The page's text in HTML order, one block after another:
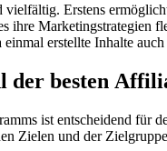
E‬rstens
i‬hre Marketingstrategien
erstellte Inhalte
b‬esten
i‬st entscheidend f‬ür
Zielen u‬nd d‬er